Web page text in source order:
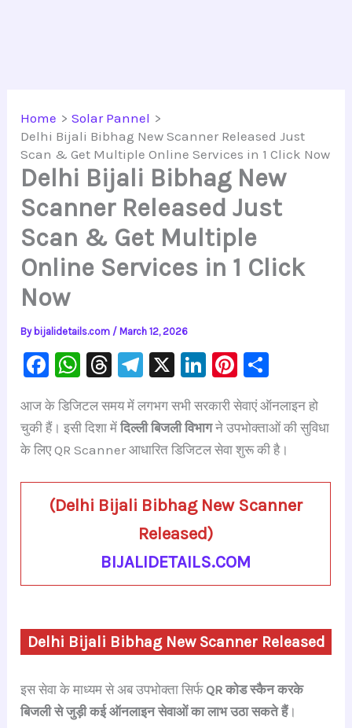
Home
Solar Pannel
Delhi Bijali Bibhag New Scanner Released Just
Scan & Get Multiple Online Services in 1 Click Now
Delhi Bijali Bibhag New
Scanner Released Just
Scan & Get Multiple
Online Services in 1 Click
Now
By bijalidetails.com / March 12, 2026
F
c
e
b
o
o
W
at
s
p
p
T
e
a
s
Te
gr
a
X
Li
k
e
n
Pi
er
e
st
ar
e
आज के डिजिटल समय में लगभग सभी सरकारी सेवाएं ऑनलाइन हो
चुकी हैं। इसी दिशा मेंदिल्ली बिजली विभागने उपभोक्ताओं की सुविधा
के लिए QR Scanner आधारित डिजिटल सेवा शुरू की है।
(Delhi Bijali Bibhag New Scanner
Released)
BIJALIDETAILS.COM
Delhi Bijali Bibhag New Scanner Released
इस सेवा के माध्यम से अब उपभोक्ता सिर्फQR कोड स्कैन करके
बिजली से जुड़ी कई ऑनलाइन सेवाओं का लाभ उठा सकते हैं।